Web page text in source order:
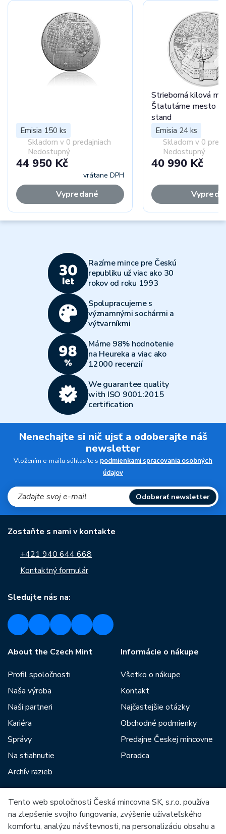
Emisia 150 ks
Skladom v 0 predajniach
Nedostupný
44 950 Kč
vrátane DPH
Vypredané
Strieborná kilová
Štatutárne mesto
stand
Emisia 24 ks
Skladom v 0
Nedostupný
40 990 Kč
Razíme mince pre Českú
republiku už viac ako 30
rokov od roku 1993
Spolupracujeme s
významnými sochármi a
výtvarníkmi
Máme 98% hodnotenie
na Heureka a viac ako
12000 recenzií
We guarantee quality
with ISO 9001:2015
certification
Nenechajte si nič ujsť a odoberajte náš
newsletter
Vložením e-mailu súhlasíte s podmienkami spracovania osobných
údajov
Odoberať newsletter
Zostaňte s nami v kontakte
+421 940 644 668
Kontaktný formulár
Sledujte nás na:
About the Czech Mint
Profil spoločnosti
Naša výroba
Naši partneri
Kariéra
Správy
Na stiahnutie
Archív razieb
Informácie o nákupe
Všetko o nákupe
Kontakt
Najčastejšie otázky
Obchodné podmienky
Predajne Českej mincovne
Poradca
Medzi našich partnerov patria:
Tento web spoločnosti Česká mincovna SK, s.r.o. používa
na zlepšenie svojho fungovania, zvýšenie užívateľského
komfortu, analýzu návštevnosti, na personalizáciu obsahu a